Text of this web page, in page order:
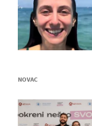
Objavljene su
NOVAC